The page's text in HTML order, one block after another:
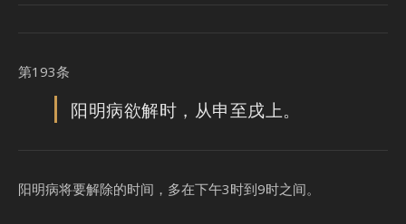
第193条
阳明病欲解时，从申至戌上。
阳明病将要解除的时间，多在下午3时到9时之间。